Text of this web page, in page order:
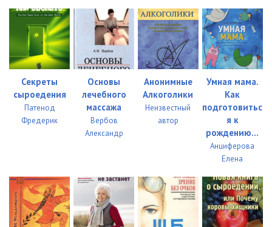
Секреты
сыроедения
Патенод
Фредерик
Основы
лечебного
массажа
Вербов
Александр
Анонимные
Алкоголики
Неизвестный
автор
Умная мама.
Как
подготовитьс
я к
рождению...
Анциферова
Елена